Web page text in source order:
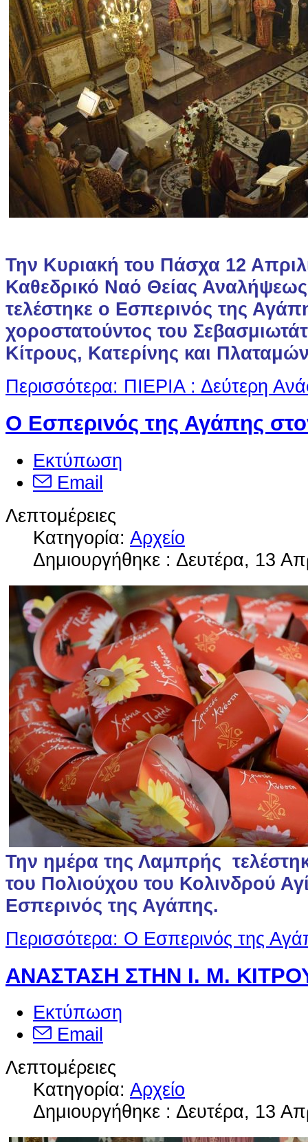
Την Κυριακή του Πάσχα 12
Καθεδρικό Ναό Θείας Αναλήψεως
τελέστηκε ο Εσπερινός της
χοροστατούντος του
Κίτρους, Κατερίνης και
Περισσότερα: ΠΙΕΡΙΑ : Δεύτερη
Ο Εσπερινός της Αγάπης
Εκτύπωση
Email
Λεπτομέρειες
Κατηγορία: Αρχείο
Δημιουργήθηκε : Δευτέρα, 13
Την ημέρα της Λαμπρής
του Πολιούχου του Κολινδρού
Εσπερινός της Αγάπης.
Περισσότερα: Ο Εσπερινός της
ΑΝΑΣΤΑΣΗ ΣΤΗΝ Ι. Μ.
Εκτύπωση
Email
Λεπτομέρειες
Κατηγορία: Αρχείο
Δημιουργήθηκε : Δευτέρα, 13